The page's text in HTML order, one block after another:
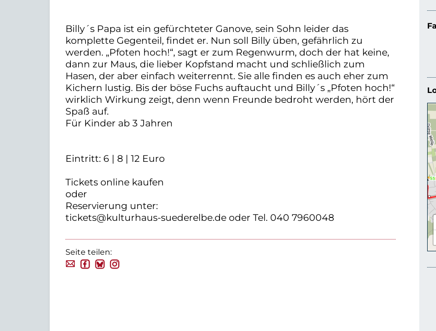
Billy´s Papa ist ein gefürchteter Ganove, sein Sohn leider das
komplette Gegenteil, findet er. Nun soll Billy üben, gefährlich zu
werden. „Pfoten hoch!“, sagt er zum Regenwurm, doch der hat keine,
dann zur Maus, die lieber Kopfstand macht und schließlich zum
Hasen, der aber einfach weiterrennt. Sie alle finden es auch eher zum
Kichern lustig. Bis der böse Fuchs auftaucht und Billy´s „Pfoten hoch!“
wirklich Wirkung zeigt, denn wenn Freunde bedroht werden, hört der
Spaß auf.
Für Kinder ab 3 Jahren
Eintritt: 6 | 8 | 12 Euro
Tickets online kaufen
oder
Reservierung unter:
tickets@kulturhaus-suederelbe.de oder Tel. 040 7960048
Seite teilen: